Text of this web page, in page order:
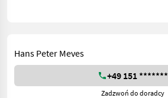
Hans Peter Meves
+49 151 *******
Zadzwoń do doradcy